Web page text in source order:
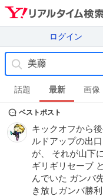
ログイン
話題 最新 画像
ベストポスト
キックオフから
ルドアップの出
が、 それが山下
ギリギリセーブ
んでいた ガンバ
き放しガンバ勝利